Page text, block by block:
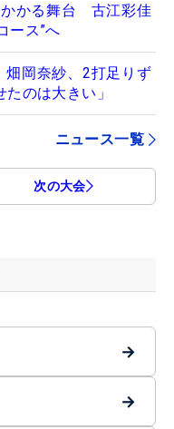
かかる舞台 古江彩佳
ース”へ
岡奈紗、2打足りず
のは大きい」
ニュース一覧
次の大会
→
→